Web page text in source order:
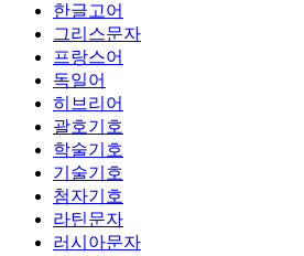
한글고어
그리스문자
프랑스어
독일어
히브리어
괄호기호
학술기호
기술기호
첨자기호
라틴문자
러시아문자